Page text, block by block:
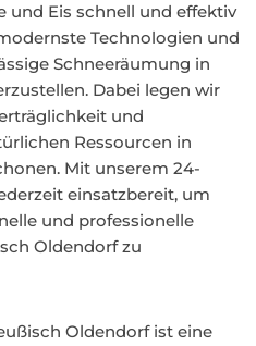
und Eis schnell und effektiv
Technologien und
Schneeräumung in
Dabei legen wir
und
Ressourcen in
Mit unserem 24-
einsatzbereit, um
und professionelle
Oldendorf zu
Oldendorf ist eine